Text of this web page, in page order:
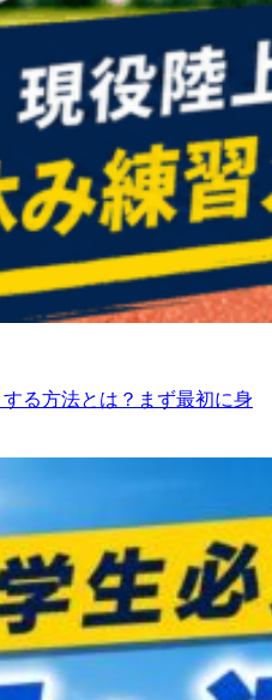
する方法とは？まず最初に身